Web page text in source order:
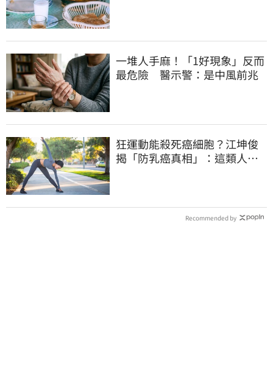
一堆人手麻！「1好現象」反而
最危險 醫示警：是中風前兆
狂運動能殺死癌細胞？江坤俊
揭「防乳癌真相」：這類人可
Recommended by